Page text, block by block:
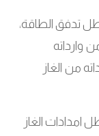
تدفق الطاقة،
وارداته
من الغاز
امدادات الغاز